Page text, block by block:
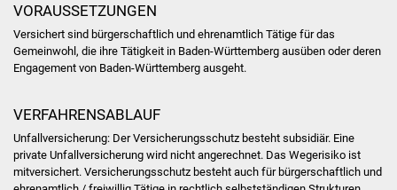
Projekte
Sanierung Bizethalle
VORAUSSETZUNGEN
Versichert sind bürgerschaftlich und ehrenamtlich Tätige für das
Gemeinwohl, die ihre Tätigkeit in Baden-Württemberg ausüben oder deren
Engagement von Baden-Württemberg ausgeht.
VERFAHRENSABLAUF
Unfallversicherung: Der Versicherungsschutz besteht subsidiär. Eine
private Unfallversicherung wird nicht angerechnet. Das Wegerisiko ist
mitversichert. Versicherungsschutz besteht auch für bürgerschaftlich und